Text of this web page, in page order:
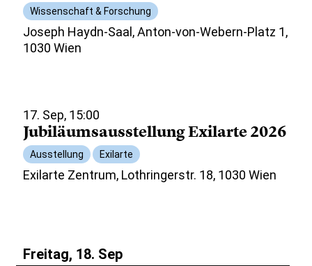
Wissenschaft & Forschung
Joseph Haydn-Saal, Anton-von-Webern-Platz 1,
1030 Wien
17. Sep, 15:00
Jubiläumsausstellung Exilarte 2026
Ausstellung Exilarte
Exilarte Zentrum, Lothringerstr. 18, 1030 Wien
Freitag, 18. Sep